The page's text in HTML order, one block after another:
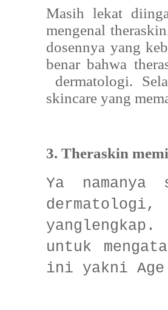
Masih lekat
mengenal
dosennya yang
benar bahwa
dermatologi.
skincare yang
3. Theraskin
Ya
untuk
ini yakni